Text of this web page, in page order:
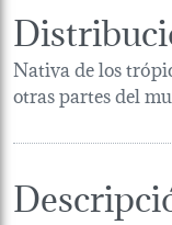
Nativa de los
otras partes del